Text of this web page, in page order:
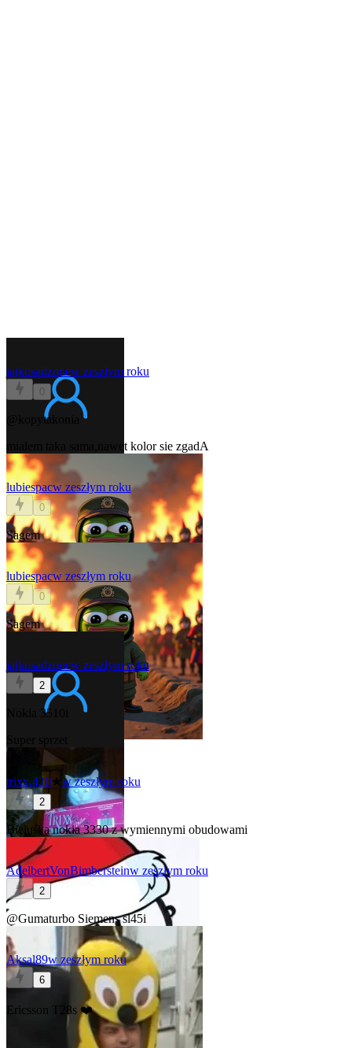
jajkosadzonew zeszłym roku
0
@kopytakonia
mialem taka sama,nawet kolor sie zgadA
lubiespacw zeszłym roku
0
Sagem
lubiespacw zeszłym roku
0
Sagem
jajkosadzonew zeszłym roku
2
Nokia 3510i
trixx.420★w zeszłym roku
2
Bieluśka nokia 3330 z wymiennymi obudowami
AdelbertVonBimbersteinw zeszłym roku
2
@Gumaturbo Siemens sl45i
Aksal89w zeszłym roku
6
Ericsson T28s ❤️